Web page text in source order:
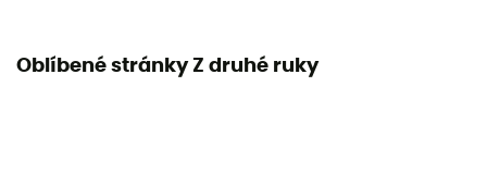
Oblíbené stránky Z druhé ruky